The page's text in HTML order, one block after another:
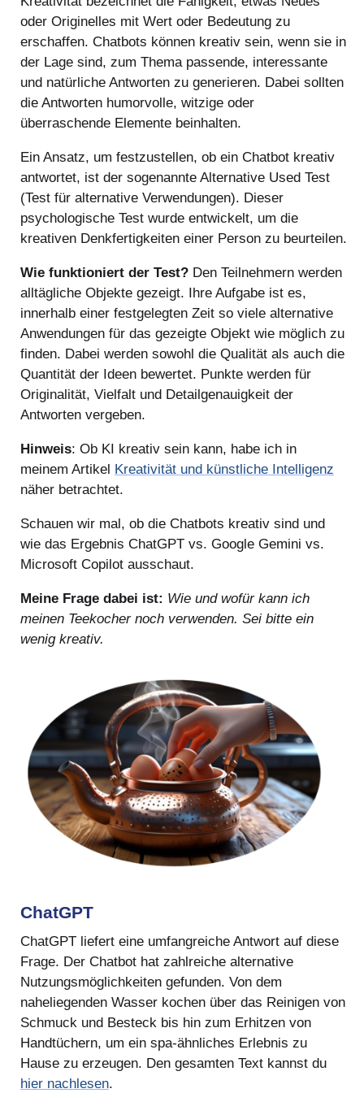
oder Originelles mit Wert oder Bedeutung zu
erschaffen. Chatbots können kreativ sein, wenn sie in
der Lage sind, zum Thema passende, interessante
und natürliche Antworten zu generieren. Dabei sollten
die Antworten humorvolle, witzige oder
überraschende Elemente beinhalten.
Ein Ansatz, um festzustellen, ob ein Chatbot kreativ
antwortet, ist der sogenannte Alternative Used Test
(Test für alternative Verwendungen). Dieser
psychologische Test wurde entwickelt, um die
kreativen Denkfertigkeiten einer Person zu beurteilen.
Wie funktioniert der Test? Den Teilnehmern werden
alltägliche Objekte gezeigt. Ihre Aufgabe ist es,
innerhalb einer festgelegten Zeit so viele alternative
Anwendungen für das gezeigte Objekt wie möglich zu
finden. Dabei werden sowohl die Qualität als auch die
Quantität der Ideen bewertet. Punkte werden für
Originalität, Vielfalt und Detailgenauigkeit der
Antworten vergeben.
Hinweis: Ob KI kreativ sein kann, habe ich in
meinem Artikel Kreativität und künstliche Intelligenz
näher betrachtet.
Schauen wir mal, ob die Chatbots kreativ sind und
wie das Ergebnis ChatGPT vs. Google Gemini vs.
Microsoft Copilot ausschaut.
Meine Frage dabei ist: Wie und wofür kann ich
meinen Teekocher noch verwenden. Sei bitte ein
wenig kreativ.
ChatGPT
ChatGPT liefert eine umfangreiche Antwort auf diese
Frage. Der Chatbot hat zahlreiche alternative
Nutzungsmöglichkeiten gefunden. Von dem
naheliegenden Wasser kochen über das Reinigen von
Schmuck und Besteck bis hin zum Erhitzen von
Handtüchern, um ein spa-ähnliches Erlebnis zu
Hause zu erzeugen. Den gesamten Text kannst du
hier nachlesen.